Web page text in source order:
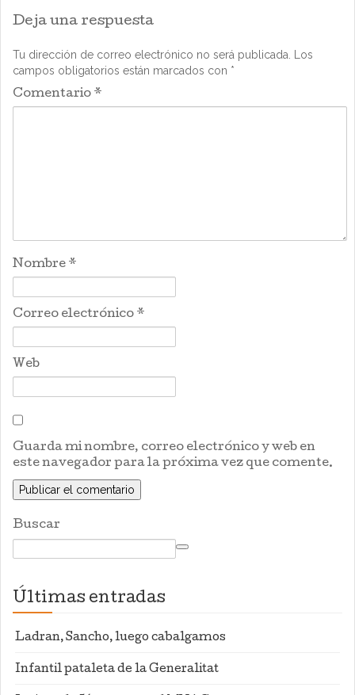
Deja una respuesta
Tu dirección de correo electrónico no será publicada. Los
campos obligatorios están marcados con *
Comentario *
Nombre *
Correo electrónico *
Web
Guarda mi nombre, correo electrónico y web en
este navegador para la próxima vez que comente.
Buscar
Últimas entradas
Ladran, Sancho, luego cabalgamos
Infantil pataleta de la Generalitat